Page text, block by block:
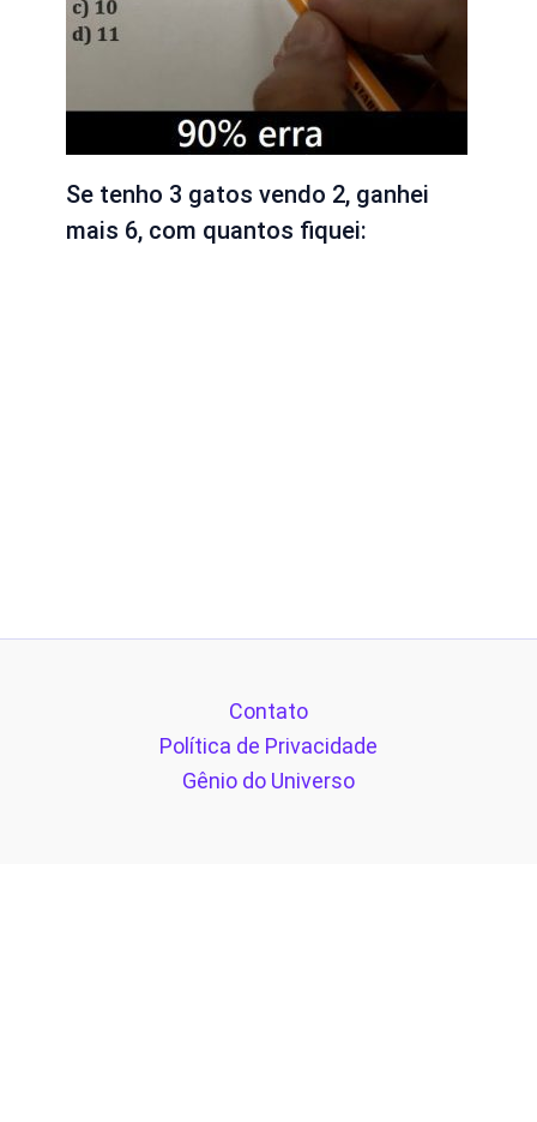
Se tenho 3 gatos vendo 2, ganhei
mais 6, com quantos fiquei:
Contato
Política de Privacidade
Gênio do Universo